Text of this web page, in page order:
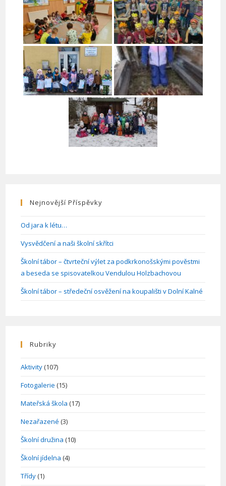
Nejnovější Příspěvky
Od jara k létu…
Vysvědčení a naši školní skřítci
Školní tábor – čtvrteční výlet za podkrkonošskými pověstmi
a beseda se spisovatelkou Vendulou Holzbachovou
Školní tábor – středeční osvěžení na koupališti v Dolní Kalné
Rubriky
Aktivity (107)
Fotogalerie (15)
Mateřská škola (17)
Nezařazené (3)
Školní družina (10)
Školní jídelna (4)
Třídy (1)